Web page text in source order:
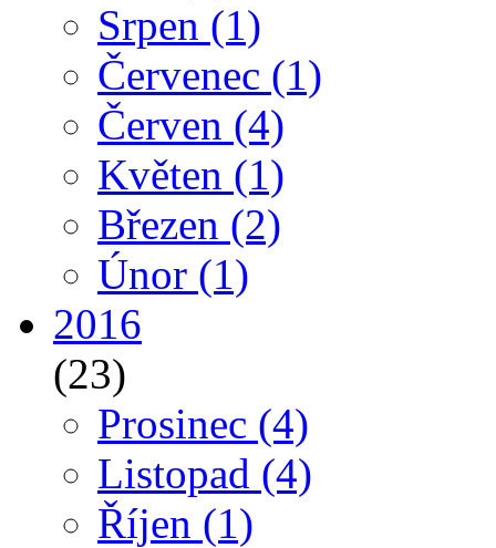
Srpen (1)
Červenec (1)
Červen (4)
Květen (1)
Březen (2)
Únor (1)
2016
(23)
Prosinec (4)
Listopad (4)
Říjen (1)